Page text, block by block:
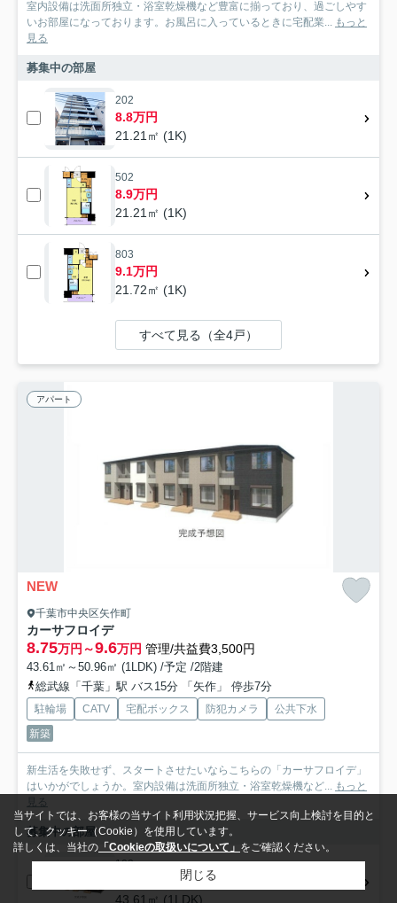
室内設備は洗面所独立・浴室乾燥機など豊富に揃っており、過ごしやす
いお部屋になっております。お風呂に入っているときに宅配業...
もっと
見る
募集中の部屋
202
8.8万円
21.21㎡ (1K)
502
8.9万円
21.21㎡ (1K)
803
9.1万円
21.72㎡ (1K)
すべて見る（全4戸）
アパート
NEW
千葉市中央区矢作町
カーサフロイデ
8.75万円～9.6万円 管理/共益費3,500円
43.61㎡～50.96㎡ (1LDK) /予定 /2階建
総武線「千葉」駅 バス15分 「矢作」 停歩7分
駐輪場 CATV 宅配ボックス 防犯カメラ
公共下水
新築
新生活を失敗せず、スタートさせたいならこちらの「カーサフロイデ」
はいかがでしょうか。室内設備は洗面所独立・浴室乾燥機など...
もっと
見る
募集中の部屋
103
43.61㎡ (1LDK)
当サイトでは、お客様の当サイト利用状況把握、サービス向上検討を目的と
して、クッキー（Cookie）を使用しています。
詳しくは、当社の 「Cookieの取扱いについて」 をご確認ください。
閉じる